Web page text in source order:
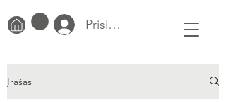
Prisijungti
Įrašas